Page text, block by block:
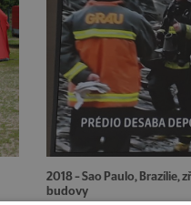
2018 – Sao Paulo,
budovy